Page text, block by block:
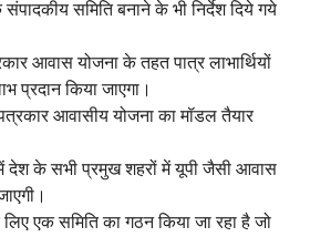
समिति बनाने के भी निर्देश दिये गये
आवास योजना के तहत पात्र लाभार्थियों
प्रदान किया जाएगा।
आवासीय योजना का मॉडल तैयार
के सभी प्रमुख शहरों में यूपी जैसी आवास
एक समिति का गठन किया जा रहा है जो